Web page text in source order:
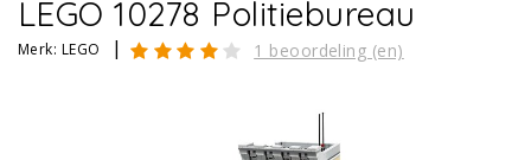
LEGO 10278 Politiebureau
Merk: LEGO | 1 beoordeling (en)